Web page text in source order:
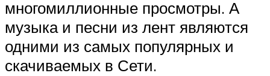
многомиллионные просмотры. А
музыка и песни из лент являются
одними из самых популярных и
скачиваемых в Сети.